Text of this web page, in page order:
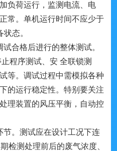
负荷运行，监测电流、电
常。单机运行时间不应少于
态。
合格后进行的整体测试。
程序测试、安 全联锁测
等。调试过程中需模拟各种
的运行稳定性。特别要关注
理装置的风压平衡，自动控
。测试应在设计工况下连
检测处理前后的废气浓度、